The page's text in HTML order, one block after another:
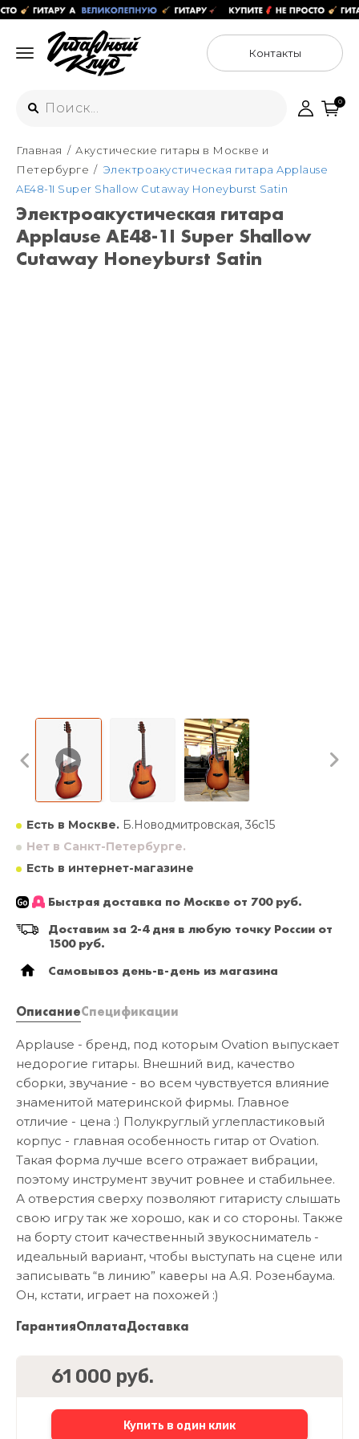
Контакты
Интернет-магазин
+7 (925) 125-54-44
Москва
+7 (925) 176-55-65
ул. Большая Новодмитровская 36с15,
"ФЛАКОН"
Санкт-Петербург
+7 (929) 179-15-49
0
Главная
Акустические гитары в Москве и
Петербурге
Электроакустическая гитара Applause
AE48-1I Super Shallow Cutaway Honeyburst Satin
Электроакустическая гитара
Applause AE48-1I Super Shallow
Cutaway Honeyburst Satin
Есть в Москве. Б.Новодмитровская, 36с15
Нет в Санкт-Петербурге.
Есть в интернет-магазине
Быстрая доставка по Москве от 700 руб.
Доставим за 2-4 дня в любую точку России от
1500 руб.
Самовывоз день-в-день из магазина
ОписаниеСпецификации
Applause - бренд, под которым Ovation выпускает
недорогие гитары. Внешний вид, качество
сборки, звучание - во всем чувствуется влияние
знаменитой материнской фирмы. Главное
отличие - цена :) Полукруглый углепластиковый
корпус - главная особенность гитар от Ovation.
Такая форма лучше всего отражает вибрации,
поэтому инструмент звучит ровнее и стабильнее.
А отверстия сверху позволяют гитаристу слышать
свою игру так же хорошо, как и со стороны. Также
на борту стоит качественный звукосниматель -
идеальный вариант, чтобы выступать на сцене или
записывать “в линию” каверы на А.Я. Розенбаума.
Он, кстати, играет на похожей :)
ГарантияОплатаДоставка
61 000 руб.
Купить в один клик